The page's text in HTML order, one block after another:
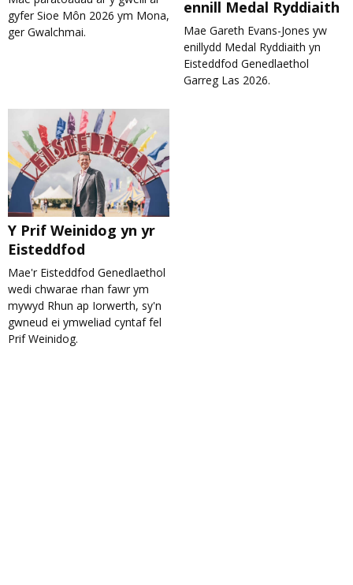
gyfer Sioe Môn 2026 ym Mona,
ger Gwalchmai.
ennill Medal Ryddiaith
Mae Gareth Evans-Jones yw
enillydd Medal Ryddiaith yn
Eisteddfod Genedlaethol
Garreg Las 2026.
Y Prif Weinidog yn yr
Eisteddfod
Mae'r Eisteddfod Genedlaethol
wedi chwarae rhan fawr ym
mywyd Rhun ap Iorwerth, sy'n
gwneud ei ymweliad cyntaf fel
Prif Weinidog.